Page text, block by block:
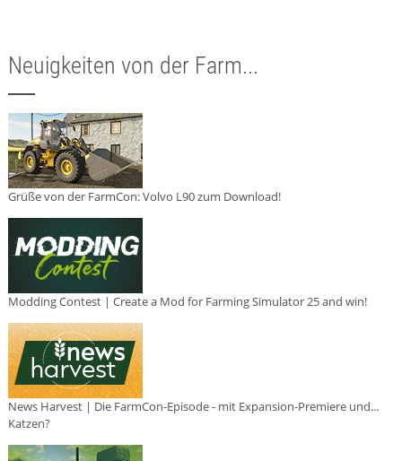
Neuigkeiten von der Farm...
Grüße von der FarmCon: Volvo L90 zum Download!
Modding Contest | Create a Mod for Farming Simulator 25 and win!
News Harvest | Die FarmCon-Episode - mit Expansion-Premiere und...
Katzen?